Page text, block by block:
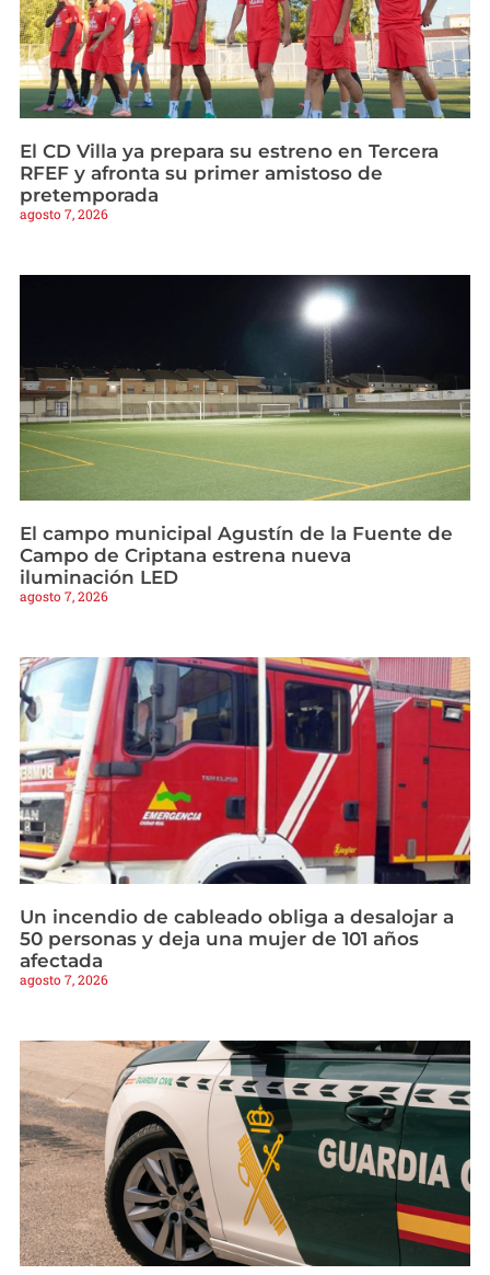
El CD Villa ya prepara su estreno en Tercera
RFEF y afronta su primer amistoso de
pretemporada
agosto 7, 2026
El campo municipal Agustín de la Fuente de
Campo de Criptana estrena nueva
iluminación LED
agosto 7, 2026
Un incendio de cableado obliga a desalojar a
50 personas y deja una mujer de 101 años
afectada
agosto 7, 2026